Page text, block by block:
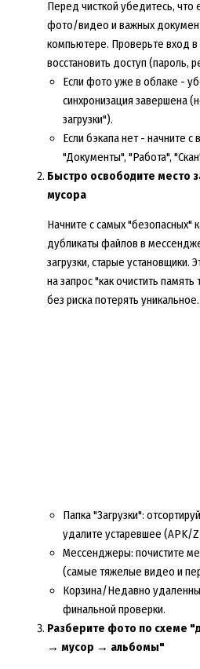
Перед чисткой убедитесь, что
фото/видео и важных
компьютере. Проверьте вход в
восстановить доступ (пароль,
Если фото уже в облаке -
синхронизация завершена
загрузки").
Если бэкапа нет - начните с
"Документы", "Работа",
Быстро освободите место
мусора
Начните с самых "безопасных"
дубликаты файлов в
загрузки, старые установщики.
на запрос "как очистить
без риска потерять уникальное.
Папка "Загрузки":
удалите устаревшее (APK/
Мессенджеры: почистите
(самые тяжелые видео и
Корзина/Недавно
финальной проверки.
Разберите фото по схеме
→ мусор → альбомы"